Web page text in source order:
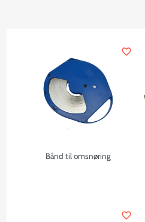
Bånd til omsnøring
favorite_border
favorite_border